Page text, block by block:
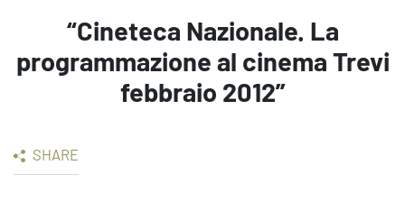
“Cineteca Nazionale. La
programmazione al cinema Trevi
febbraio 2012”
SHARE